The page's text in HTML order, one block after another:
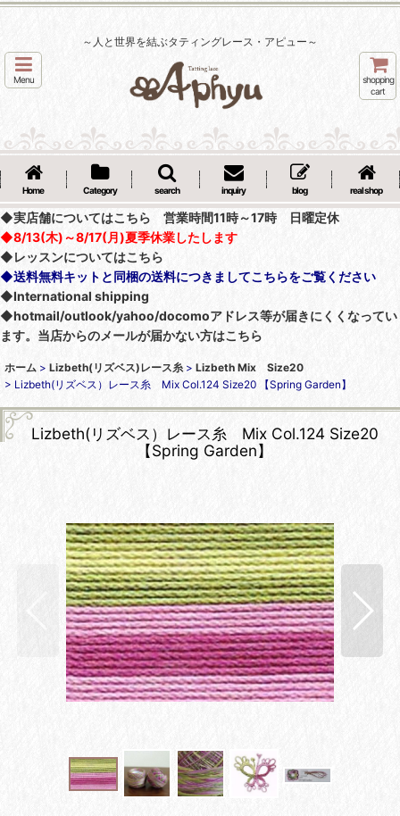
～人と世界を結ぶタティングレース・アピュー～
Menu
shopping
cart
Home Category search inquiry blog real shop
◆実店舗についてはこちら 営業時間11時～17時 日曜定休
◆8/13(木)～8/17(月)夏季休業したします
◆レッスンについてはこちら
◆送料無料キットと同梱の送料につきましてこちらをご覧ください
◆International shipping
◆hotmail/outlook/yahoo/docomoアドレス等が届きにくくなってい
ます。当店からのメールが届かない方はこちら
ホーム > Lizbeth(リズベス)レース糸 > Lizbeth Mix Size20
> Lizbeth(リズベス）レース糸 Mix Col.124 Size20 【Spring Garden】
Lizbeth(リズベス）レース糸 Mix Col.124 Size20
【Spring Garden】